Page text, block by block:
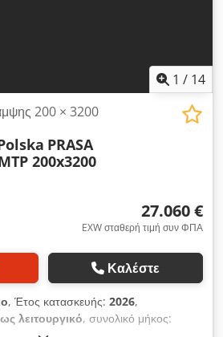
1 / 14
200 × 3200
PRASA
200x3200
27.060 €
EXW σταθερή τιμή συν ΦΠΑ
Καλέστε
, Έτος κατασκευής: 2026,
λειτουργικό, συνολικό μήκος: